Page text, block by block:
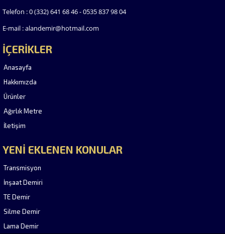
Telefon : 0 (332) 641 68 46 - 0535 837 98 04
E-mail : alandemir@hotmail.com
İÇERİKLER
Anasayfa
Hakkımızda
Ürünler
Ağırlık Metre
İletişim
YENİ EKLENEN KONULAR
Transmisyon
İnşaat Demiri
TE Demir
Silme Demir
Lama Demir